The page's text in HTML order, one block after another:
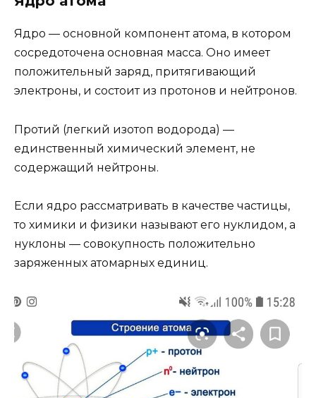
Ядро — основной компонент атома, в котором
сосредоточена основная масса. Оно имеет
положительный заряд, притягивающий
электроны, и состоит из протонов и нейтронов.
Протий (легкий изотоп водорода) —
единственный химический элемент, не
содержащий нейтроны.
Если ядро рассматривать в качестве частицы,
то химики и физики называют его нуклидом, а
нуклоны — совокупность положительно
заряженных атомарных единиц.